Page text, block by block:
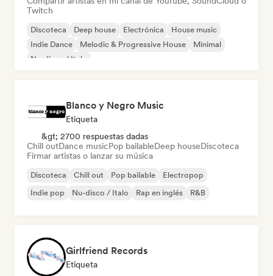
Twitch
Discoteca Deep house Electrónica
House music
Indie Dance
Melodic & Progressive House
Minimal
Nu-disco / Italo
Blanco y Negro Music
Etiqueta
&gt; 2700 respuestas dadas
Chill outDance musicPop bailableDeep houseDiscoteca
Firmar artistas o lanzar su música
Discoteca Chill out Pop bailable
Electropop
Indie pop
Nu-disco / Italo Rap en inglés R&B
Girlfriend Records
Etiqueta